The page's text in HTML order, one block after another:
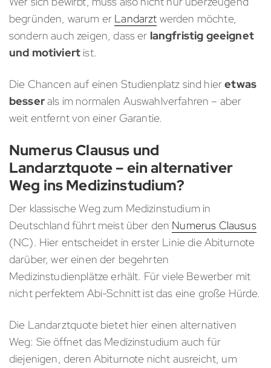
begründen, warum er Landarzt werden möchte,
sondern auch zeigen, dass er langfristig geeignet
und motiviert ist.
Die Chancen auf einen Studienplatz sind hieretwas
besserals im normalen Auswahlverfahren – aber
weit entfernt von einer Garantie.
Numerus Clausus und
Landarztquote – ein alternativer
Weg ins Medizinstudium?
Der klassische Weg zum Medizinstudium in
Deutschland führt meist über den Numerus Clausus
(NC). Hier entscheidet in erster Linie die Abiturnote
darüber, wer einen der begehrten
Medizinstudienplätze erhält. Für viele Bewerber mit
nicht perfektem Abi-Schnitt ist das eine große Hürde.
Die Landarztquote bietet hier einen alternativen
Weg: Sie öffnet das Medizinstudium auch für
diejenigen, deren Abiturnote nicht ausreicht, um